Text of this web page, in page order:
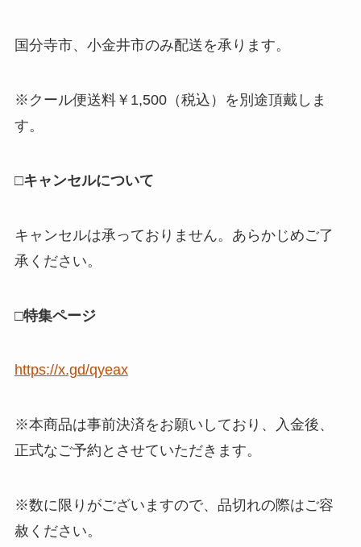
国分寺市、小金井市のみ配送を承ります。
※クール便送料￥1,500（税込）を別途頂戴しま
す。
□キャンセルについて
キャンセルは承っておりません。あらかじめご了
承ください。
□特集ページ
https://x.gd/qyeax
※本商品は事前決済をお願いしており、入金後、
正式なご予約とさせていただきます。
※数に限りがございますので、品切れの際はご容
赦ください。